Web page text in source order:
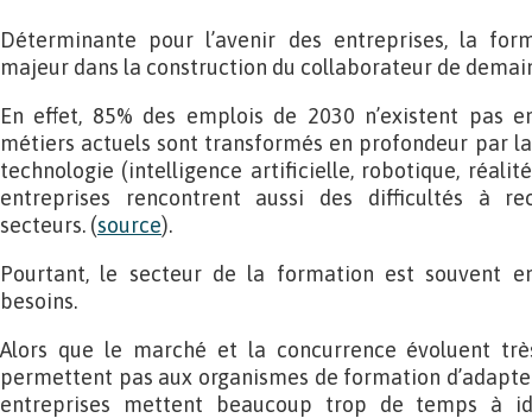
Déterminante pour l’avenir des entreprises, la
majeur dans la construction du collaborateur de
En effet, 85% des emplois de 2030 n’existent pas
métiers actuels sont transformés en profondeur par
technologie (intelligence artificielle, robotique,
entreprises rencontrent aussi des difficultés à
secteurs. (source).
Pourtant, le secteur de la formation est souvent
besoins.
Alors que le marché et la concurrence évoluent
permettent pas aux organismes de formation
entreprises mettent beaucoup trop de temps à